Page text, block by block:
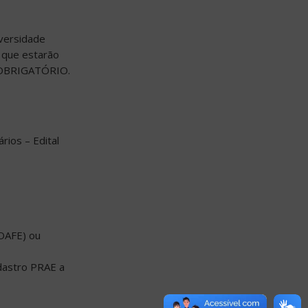
que estarão
– Edital
ou
PRAE a